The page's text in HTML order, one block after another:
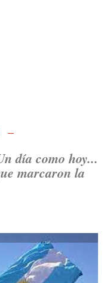
día como hoy...
marcaron la